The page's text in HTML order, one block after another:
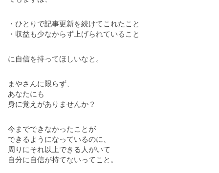
・ひとりで記事更新を続けてこれたこと
・収益も少なからず上げられていること
に自信を持ってほしいなと。
まやさんに限らず、
あなたにも
身に覚えがありませんか？
今までできなかったことが
できるようになっているのに、
周りにそれ以上できる人がいて
自分に自信が持てないってこと。